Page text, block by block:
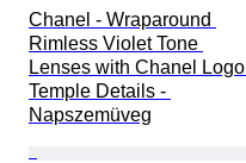
Chanel - Wraparound
Rimless Violet Tone
Lenses with Chanel Logo
Temple Details -
Napszemüveg